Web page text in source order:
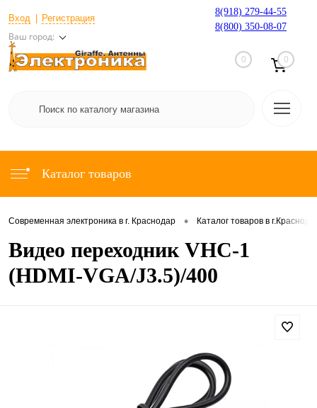
Вход Регистрация
Ваш город:
8(918) 279-44-55
8(800) 350-08-07
0 0
Каталог товаров
Современная электроника в г. Краснодар • Каталог товаров в
Видео переходник VHC-1
(HDMI-VGA/J3.5)/400